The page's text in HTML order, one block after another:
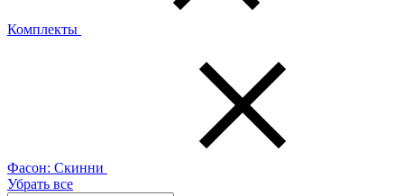
Комплекты
Фасон: Скинни
Убрать все